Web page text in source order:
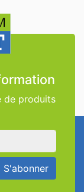
de produits
S'abonner